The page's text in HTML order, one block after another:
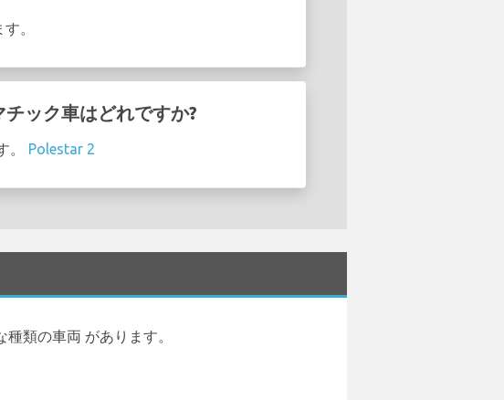
。
ック車はどれですか?
。 Polestar 2
類の車両 があります。